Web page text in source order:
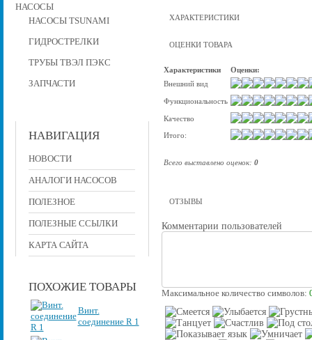
НАСОСЫ
НАСОСЫ TSUNAMI
ГИДРОСТРЕЛКИ
ТРУБЫ ТВЭЛ ПЭКС
ЗАПЧАСТИ
НАВИГАЦИЯ
НОВОСТИ
АНАЛОГИ НАСОСОВ
ПОЛЕЗНОЕ
ПОЛЕЗНЫЕ ССЫЛКИ
КАРТА САЙТА
ПОХОЖИЕ ТОВАРЫ
Винт.
соединение R 1
ХАРАКТЕРИСТИКИ
ОЦЕНКИ ТОВАРА
Характеристики
Оценки:
Внешний вид
Функциональность
Качество
Итого:
Всего выставлено оценок: 0
ОТЗЫВЫ
Комментарии пользователей
Максимальное количество символов: